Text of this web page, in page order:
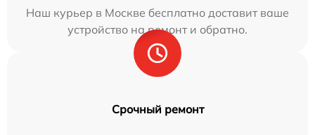
Наш курьер в Москве бесплатно доставит ваше
устройство на ремонт и обратно.
Срочный ремонт